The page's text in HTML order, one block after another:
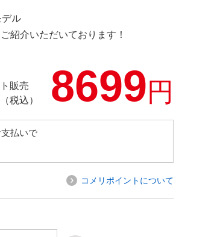
ル
紹介いただいております！
販売
税込）
8699円
払いで
コメリポイントについて